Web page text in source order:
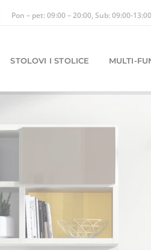
Pon – pet: 09:00 – 20:00, Sub: 09:00-13:00
STOLOVI I STOLICE MULTI-